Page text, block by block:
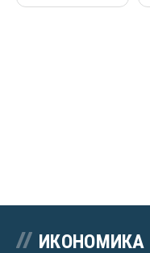
ИКОНОМИКА